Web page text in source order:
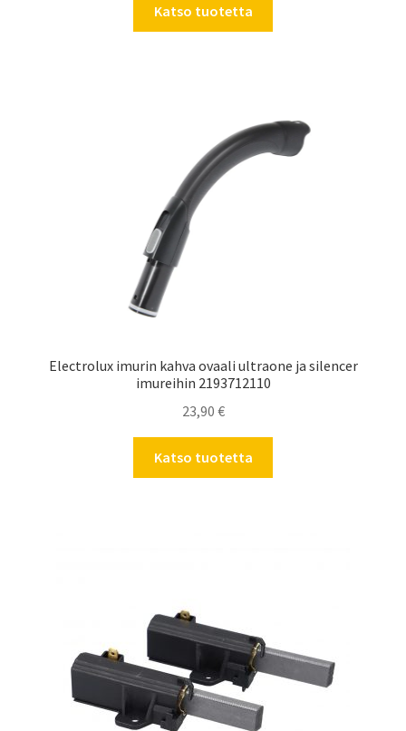
Katso tuotetta
Electrolux imurin kahva ovaali ultraone ja silencer
imureihin 2193712110
23,90 €
Katso tuotetta